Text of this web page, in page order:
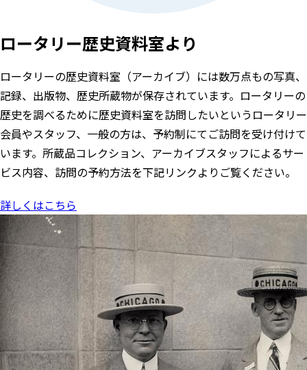
ロータリー歴史資料室より
ロータリーの歴史資料室（アーカイブ）には数万点もの写真、
記録、出版物、歴史所蔵物が保存されています。ロータリーの
歴史を調べるために歴史資料室を訪問したいというロータリー
会員やスタッフ、一般の方は、予約制にてご訪問を受け付けて
います。所蔵品コレクション、アーカイブスタッフによるサー
ビス内容、訪問の予約方法を下記リンクよりご覧ください。
詳しくはこちら